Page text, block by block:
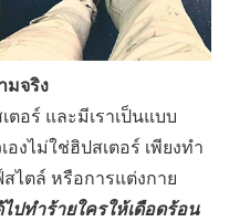
มจริง
อร์ และมีเราเป็นแบบ
งไม่ใช่ฮิปสเตอร์ เพียงทำ
ไตล์ หรือการแต่งกาย
ปทำร้ายใครให้เดือดร้อน